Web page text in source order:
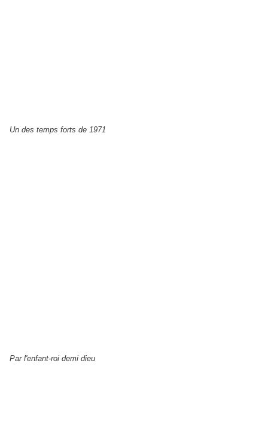
Un des temps forts de 1971
Par l'enfant-roi demi dieu